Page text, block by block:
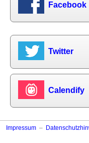
Facebook
Twitter
Calendify
Impressum–